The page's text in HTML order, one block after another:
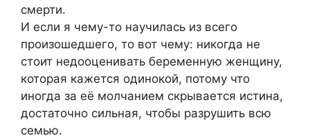
смерти.
И если я чему-то научилась из всего
произошедшего, то вот чему: никогда не
стоит недооценивать беременную женщину,
которая кажется одинокой, потому что
иногда за её молчанием скрывается истина,
достаточно сильная, чтобы разрушить всю
семью.